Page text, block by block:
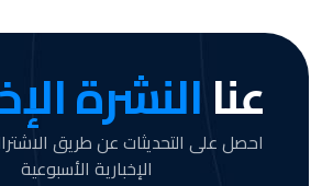
عناالنشرة
احصل على التحديثات عن طريق
الإخبارية الأسبوعية